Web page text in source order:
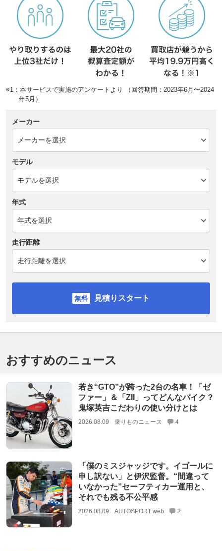
※1：本サービスで実施のアンケートより （回答期間：2023年6月〜2024
年5月）
メーカー
モデル
年式
走行距離
見積りスタート
おすすめのニュース
若き“GTO”が跨った2台の名車！「ゼ
ファー」＆「ZII」ってどんなバイク？
鬼塚英吉こだわりの使い分けとは
2026.08.09 乗りものニュース 4
「僕のミスジャッジです。イゴールに
申し訳ない」と伊沢監督。“間違って
いなかった”セーフティカー運用と、
それでも残る不公平感
2026.08.09 AUTOSPORT web 2